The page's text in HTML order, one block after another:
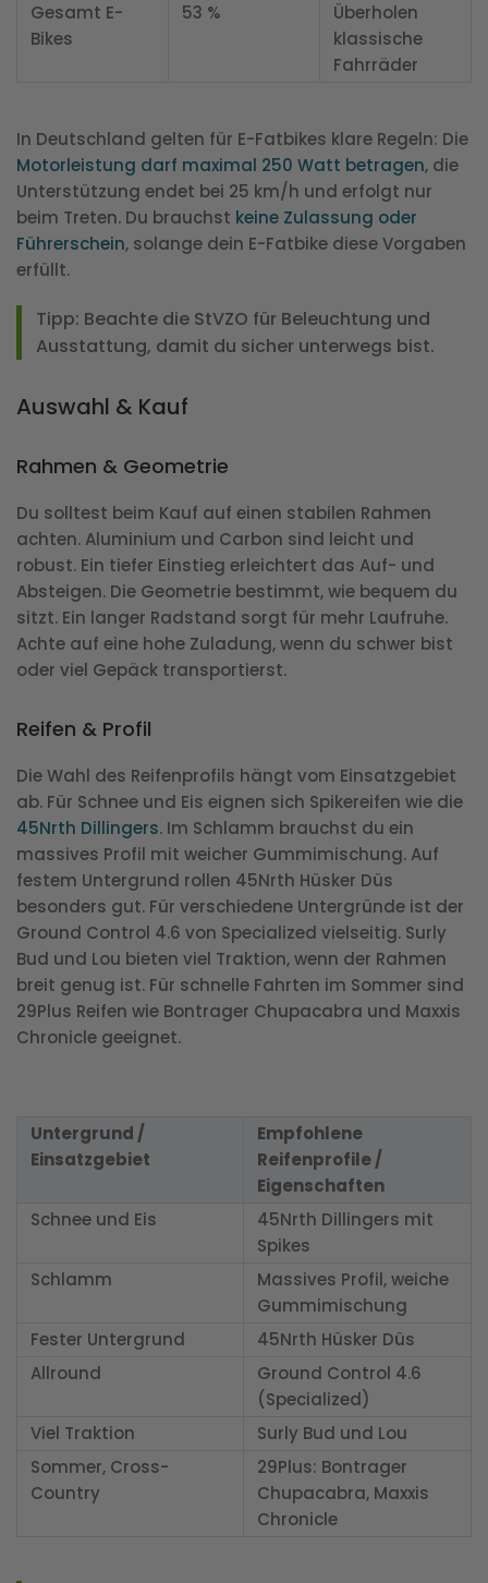
Gesamt E-
Bikes
53 %
Überholen
klassische
Fahrräder
In Deutschland gelten für E-Fatbikes klare Regeln: Die
Motorleistung darf maximal 250 Watt betragen, die
Unterstützung endet bei 25 km/h und erfolgt nur
beim Treten. Du brauchst keine Zulassung oder
Führerschein, solange dein E-Fatbike diese Vorgaben
erfüllt.
Tipp: Beachte die StVZO für Beleuchtung und
Ausstattung, damit du sicher unterwegs bist.
Auswahl & Kauf
Rahmen & Geometrie
Du solltest beim Kauf auf einen stabilen Rahmen
achten. Aluminium und Carbon sind leicht und
robust. Ein tiefer Einstieg erleichtert das Auf- und
Absteigen. Die Geometrie bestimmt, wie bequem du
sitzt. Ein langer Radstand sorgt für mehr Laufruhe.
Achte auf eine hohe Zuladung, wenn du schwer bist
oder viel Gepäck transportierst.
Reifen & Profil
Die Wahl des Reifenprofils hängt vom Einsatzgebiet
ab. Für Schnee und Eis eignen sich Spikereifen wie die
45Nrth Dillingers. Im Schlamm brauchst du ein
massives Profil mit weicher Gummimischung. Auf
festem Untergrund rollen 45Nrth Hüsker Düs
besonders gut. Für verschiedene Untergründe ist der
Ground Control 4.6 von Specialized vielseitig. Surly
Bud und Lou bieten viel Traktion, wenn der Rahmen
breit genug ist. Für schnelle Fahrten im Sommer sind
29Plus Reifen wie Bontrager Chupacabra und Maxxis
Chronicle geeignet.
Untergrund /
Einsatzgebiet
Empfohlene
Reifenprofile /
Eigenschaften
Schnee und Eis
45Nrth Dillingers mit
Spikes
Schlamm
Massives Profil, weiche
Gummimischung
Fester Untergrund
45Nrth Hüsker Düs
Allround
Ground Control 4.6
(Specialized)
Viel Traktion
Surly Bud und Lou
Sommer, Cross-
Country
29Plus: Bontrager
Chupacabra, Maxxis
Chronicle